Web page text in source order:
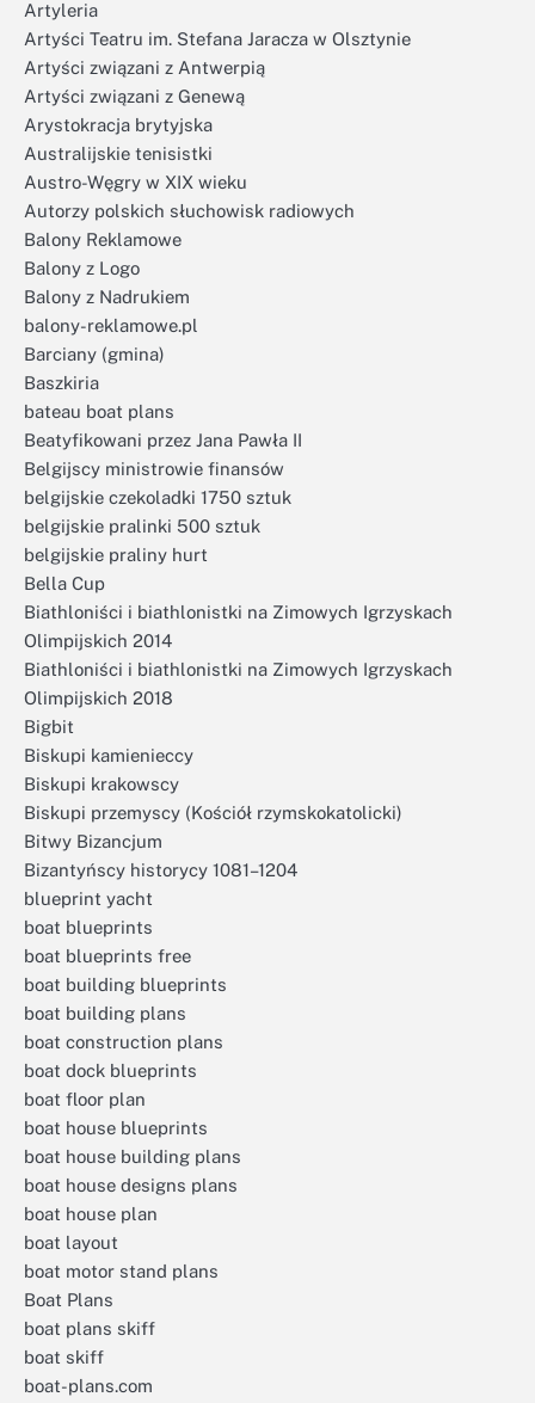
Artyleria
Artyści Teatru im. Stefana Jaracza w Olsztynie
Artyści związani z Antwerpią
Artyści związani z Genewą
Arystokracja brytyjska
Australijskie tenisistki
Austro-Węgry w XIX wieku
Autorzy polskich słuchowisk radiowych
Balony Reklamowe
Balony z Logo
Balony z Nadrukiem
balony-reklamowe.pl
Barciany (gmina)
Baszkiria
bateau boat plans
Beatyfikowani przez Jana Pawła II
Belgijscy ministrowie finansów
belgijskie czekoladki 1750 sztuk
belgijskie pralinki 500 sztuk
belgijskie praliny hurt
Bella Cup
Biathloniści i biathlonistki na Zimowych Igrzyskach
Olimpijskich 2014
Biathloniści i biathlonistki na Zimowych Igrzyskach
Olimpijskich 2018
Bigbit
Biskupi kamienieccy
Biskupi krakowscy
Biskupi przemyscy (Kościół rzymskokatolicki)
Bitwy Bizancjum
Bizantyńscy historycy 1081–1204
blueprint yacht
boat blueprints
boat blueprints free
boat building blueprints
boat building plans
boat construction plans
boat dock blueprints
boat floor plan
boat house blueprints
boat house building plans
boat house designs plans
boat house plan
boat layout
boat motor stand plans
Boat Plans
boat plans skiff
boat skiff
boat-plans.com